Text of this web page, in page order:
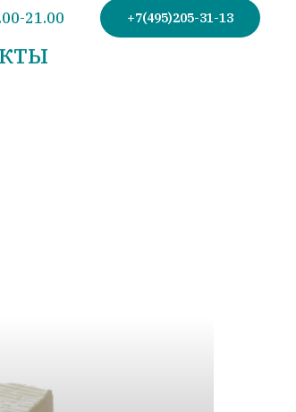
21.00 +7(495)205-31-13